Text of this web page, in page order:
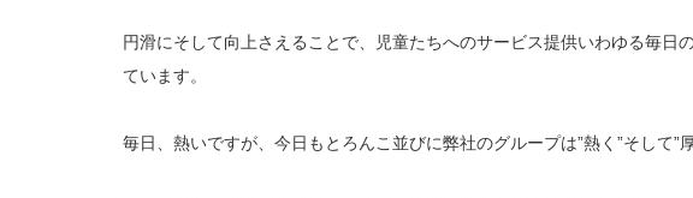
円滑にそして向上さえることで、児童たちへのサービス提供いわゆる毎日
ています。
毎日、熱いですが、今日もとろんこ並びに弊社のグループは”熱く”そして”